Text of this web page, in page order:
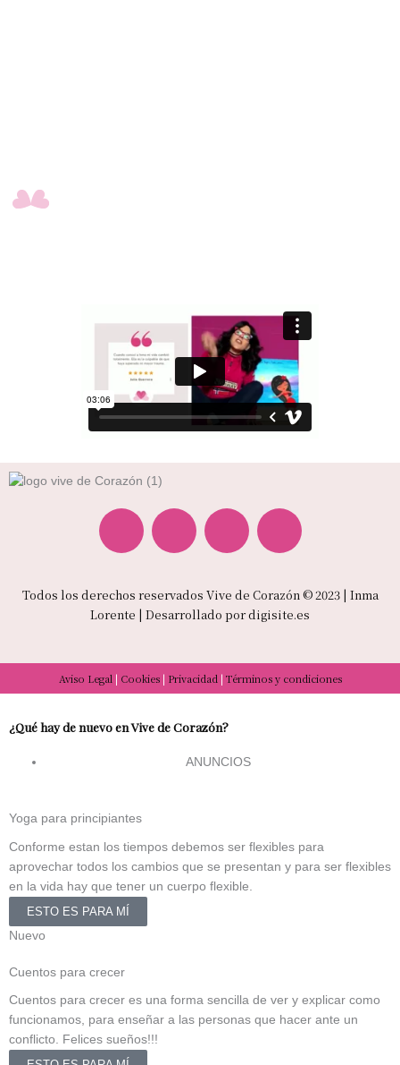
F
c
e
b
k
s
t
a
g
a
m
Y
u
t
u
b
o
n
-
k
t
Todos los derechos reservados Vive de Corazón © 2023 | Inma
Lorente | Desarrollado pordigisite.es
Aviso Legal | Cookies| Privacidad | Términos y condiciones
¿Qué hay de nuevo en Vive de Corazón?
ANUNCIOS
Yoga para principiantes
Conforme estan los tiempos debemos ser flexibles para
aprovechar todos los cambios que se presentan y para ser flexibles
en la vida hay que tener un cuerpo flexible.
ESTO ES PARA MÍ
Nuevo
Cuentos para crecer
Cuentos para crecer es una forma sencilla de ver y explicar como
funcionamos, para enseñar a las personas que hacer ante un
conflicto. Felices sueños!!!